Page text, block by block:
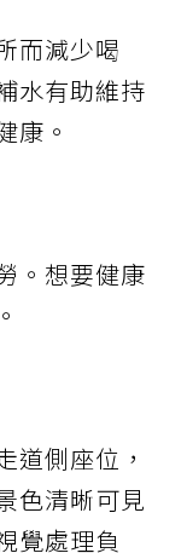
而減少喝
水有助維持
康。
。想要健康
道側座位，
色清晰可見
覺處理負